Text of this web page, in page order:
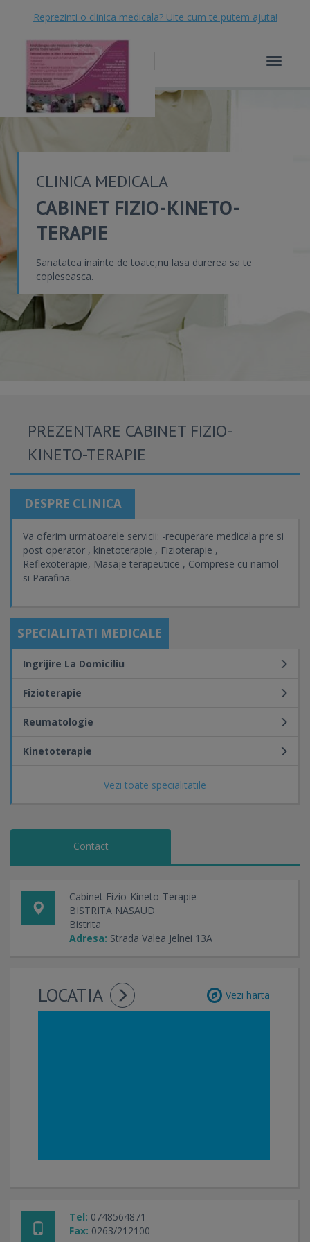
Reprezinti o clinica medicala? Uite cum te putem ajuta!
Toggle
CLINICA MEDICALA
CABINET FIZIO-KINETO-
TERAPIE
Sanatatea inainte de toate,nu lasa durerea sa te
copleseasca.
PREZENTARE CABINET FIZIO-
KINETO-TERAPIE
DESPRE CLINICA
Va oferim urmatoarele servicii: -recuperare medicala pre si
post operator , kinetoterapie , Fizioterapie ,
Reflexoterapie, Masaje terapeutice , Comprese cu namol
si Parafina.
SPECIALITATI MEDICALE
Vezi toate specialitatile
Ingrijire La Domiciliu
Fizioterapie
Reumatologie
Kinetoterapie
Contact
Cabinet Fizio-Kineto-Terapie
BISTRITA NASAUD
Bistrita
Adresa: Strada Valea Jelnei 13A
LOCATIA Vezi harta
Tel: 0748564871
Fax: 0263/212100